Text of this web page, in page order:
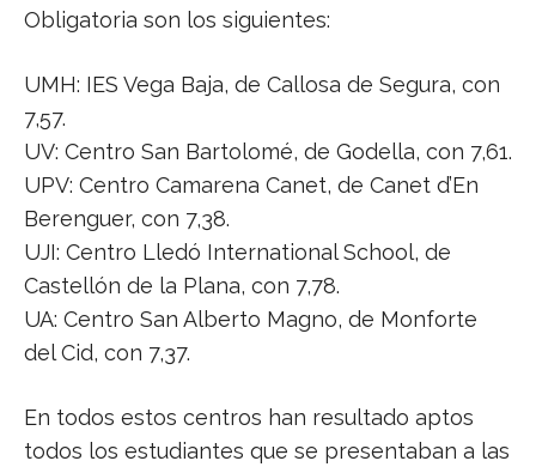
Obligatoria son los siguientes:
UMH: IES Vega Baja, de Callosa de Segura, con
7,57.
UV: Centro San Bartolomé, de Godella, con 7,61.
UPV: Centro Camarena Canet, de Canet d’En
Berenguer, con 7,38.
UJI: Centro Lledó International School, de
Castellón de la Plana, con 7,78.
UA: Centro San Alberto Magno, de Monforte
del Cid, con 7,37.
En todos estos centros han resultado aptos
todos los estudiantes que se presentaban a las